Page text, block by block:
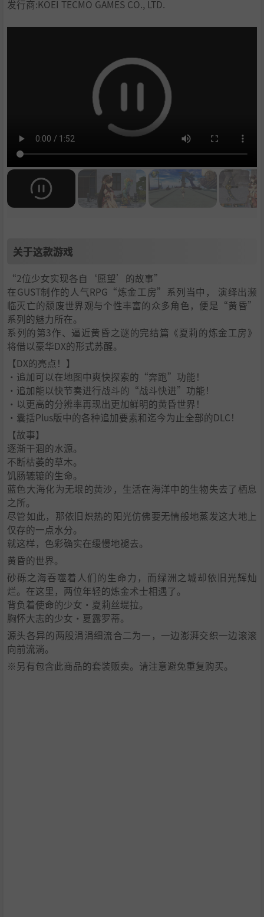
发行商:KOEI TECMO GAMES CO., LTD.
关于这款游戏
“2位少女实现各自‘愿望’的故事”
在GUST制作的人气RPG“炼金工房”系列当中， 演绎出濒
临灭亡的颓废世界观与个性丰富的众多角色，便是“黄昏”
系列的魅力所在。
系列的第3作、逼近黄昏之谜的完结篇《夏莉的炼金工房》
将借以豪华DX的形式苏醒。
【DX的亮点！】
・追加可以在地图中爽快探索的“奔跑”功能！
・追加能以快节奏进行战斗的“战斗快进”功能！
・以更高的分辨率再现出更加鲜明的黄昏世界！
・囊括Plus版中的各种追加要素和迄今为止全部的DLC！
【故事】
逐渐干涸的水源。
不断枯萎的草木。
饥肠辘辘的生命。
蓝色大海化为无垠的黄沙，生活在海洋中的生物失去了栖息
之所。
尽管如此，那依旧炽热的阳光仿佛要无情般地蒸发这大地上
仅存的一点水分。
就这样，色彩确实在缓慢地褪去。
黄昏的世界。
砂砾之海吞噬着人们的生命力，而绿洲之城却依旧光辉灿
烂。在这里，两位年轻的炼金术士相遇了。
背负着使命的少女·夏莉丝堤拉。
胸怀大志的少女·夏露罗蒂。
源头各异的两股涓涓细流合二为一，一边澎湃交织一边滚滚
向前流淌。
※另有包含此商品的套装贩卖。请注意避免重复购买。